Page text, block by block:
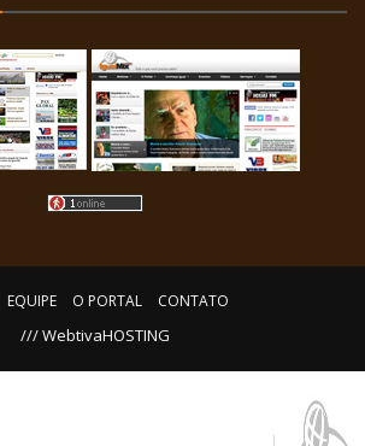
EQUIPE O PORTAL CONTATO
/// WebtivaHOSTING